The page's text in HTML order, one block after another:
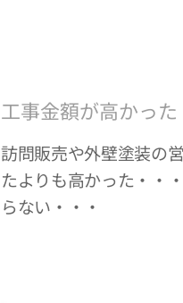
工事金額が高かった
訪問販売や外壁塗装の
たよりも高かった・・
らない・・・